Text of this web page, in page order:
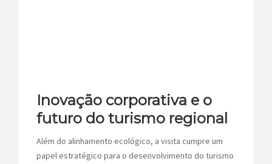
Inovação corporativa e o
futuro do turismo regional
Além do alinhamento ecológico, a visita cumpre um
papel estratégico para o desenvolvimento do turismo